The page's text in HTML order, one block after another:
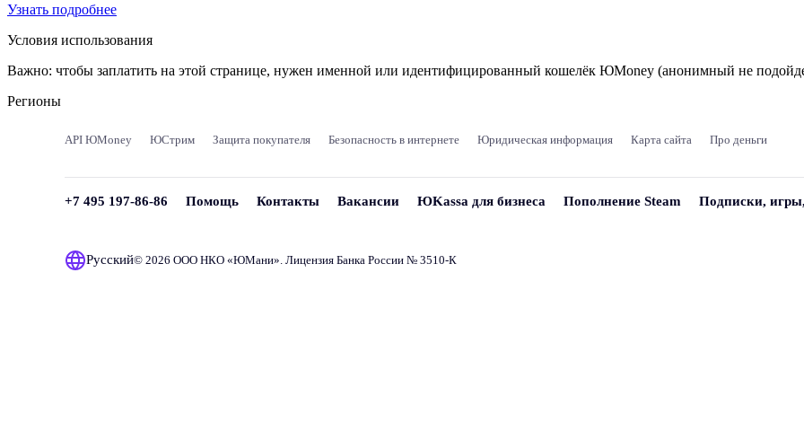
Узнать подробнее
Условия использования
Важно: чтобы заплатить на этой странице, нужен именной или идентифицированный кошелёк ЮMoney (анонимный не
Регионы
API ЮMoney ЮСтрим Защита покупателя Безопасность в интернете Юридическая информация Карта сайта Про деньги
+7 495 197-86-86 Помощь Контакты Вакансии ЮKassa для бизнеса Пополнение Steam Подписки,
Русский© 2026 ООО НКО «ЮМани». Лицензия Банка России № 3510‑К